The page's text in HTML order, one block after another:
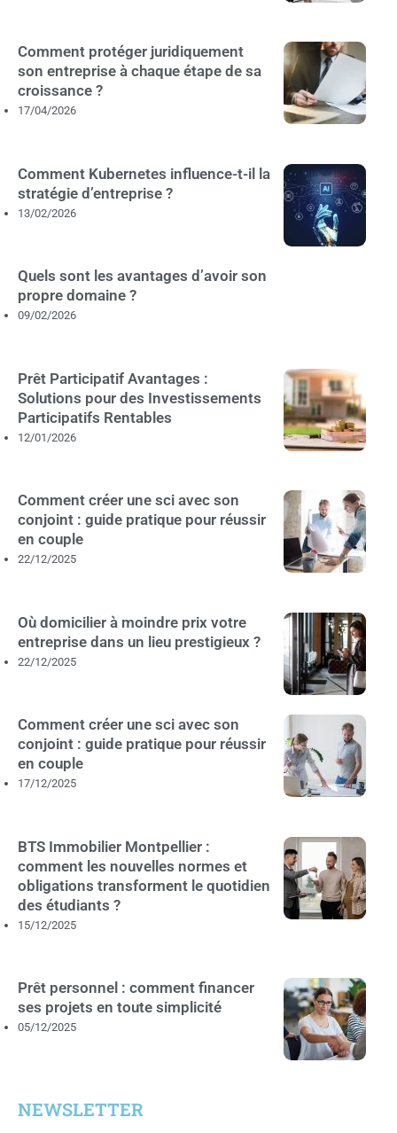
Comment protéger juridiquement
son entreprise à chaque étape de sa
croissance ?
17/04/2026
Comment Kubernetes influence-t-il la
stratégie d’entreprise ?
13/02/2026
Quels sont les avantages d’avoir son
propre domaine ?
09/02/2026
Prêt Participatif Avantages :
Solutions pour des Investissements
Participatifs Rentables
12/01/2026
Comment créer une sci avec son
conjoint : guide pratique pour réussir
en couple
22/12/2025
Où domicilier à moindre prix votre
entreprise dans un lieu prestigieux ?
22/12/2025
Comment créer une sci avec son
conjoint : guide pratique pour réussir
en couple
17/12/2025
BTS Immobilier Montpellier :
comment les nouvelles normes et
obligations transforment le quotidien
des étudiants ?
15/12/2025
Prêt personnel : comment financer
ses projets en toute simplicité
05/12/2025
NEWSLETTER